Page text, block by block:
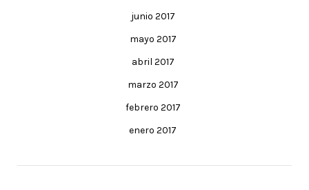
junio 2017
mayo 2017
abril 2017
marzo 2017
febrero 2017
enero 2017